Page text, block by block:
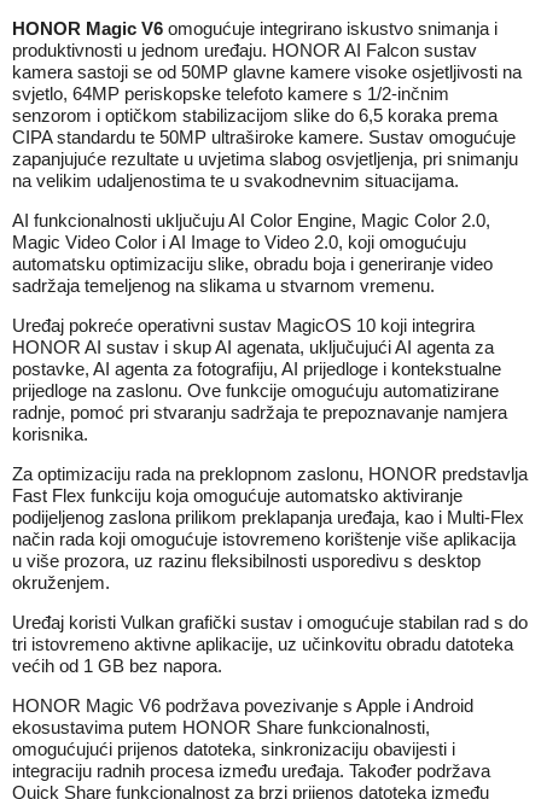
HONOR Magic V6 omogućuje integrirano iskustvo snimanja i
produktivnosti u jednom uređaju. HONOR AI Falcon sustav
kamera sastoji se od 50MP glavne kamere visoke osjetljivosti na
svjetlo, 64MP periskopske telefoto kamere s 1/2-inčnim
senzorom i optičkom stabilizacijom slike do 6,5 koraka prema
CIPA standardu te 50MP ultraširoke kamere. Sustav omogućuje
zapanjujuće rezultate u uvjetima slabog osvjetljenja, pri snimanju
na velikim udaljenostima te u svakodnevnim situacijama.
AI funkcionalnosti uključuju AI Color Engine, Magic Color 2.0,
Magic Video Color i AI Image to Video 2.0, koji omogućuju
automatsku optimizaciju slike, obradu boja i generiranje video
sadržaja temeljenog na slikama u stvarnom vremenu.
Uređaj pokreće operativni sustav MagicOS 10 koji integrira
HONOR AI sustav i skup AI agenata, uključujući AI agenta za
postavke, AI agenta za fotografiju, AI prijedloge i kontekstualne
prijedloge na zaslonu. Ove funkcije omogućuju automatizirane
radnje, pomoć pri stvaranju sadržaja te prepoznavanje namjera
korisnika.
Za optimizaciju rada na preklopnom zaslonu, HONOR predstavlja
Fast Flex funkciju koja omogućuje automatsko aktiviranje
podijeljenog zaslona prilikom preklapanja uređaja, kao i Multi-Flex
način rada koji omogućuje istovremeno korištenje više aplikacija
u više prozora, uz razinu fleksibilnosti usporedivu s desktop
okruženjem.
Uređaj koristi Vulkan grafički sustav i omogućuje stabilan rad s do
tri istovremeno aktivne aplikacije, uz učinkovitu obradu datoteka
većih od 1 GB bez napora.
HONOR Magic V6 podržava povezivanje s Apple i Android
ekosustavima putem HONOR Share funkcionalnosti,
omogućujući prijenos datoteka, sinkronizaciju obavijesti i
integraciju radnih procesa između uređaja. Također podržava
Quick Share funkcionalnost za brzi prijenos datoteka između